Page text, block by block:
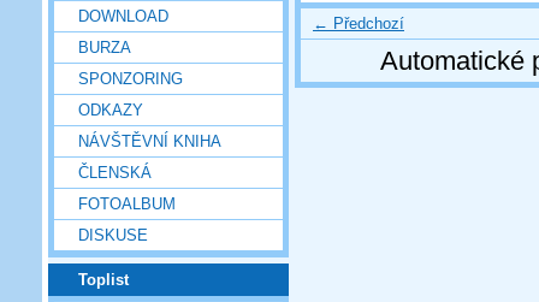
DOWNLOAD
BURZA
SPONZORING
ODKAZY
NÁVŠTĚVNÍ KNIHA
ČLENSKÁ
FOTOALBUM
DISKUSE
Toplist
← Předchozí
Automatické